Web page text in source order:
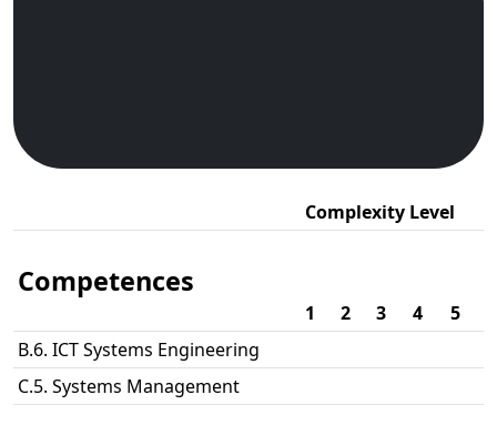
Complexity Level
Competences
1 2 3 4
5
B.6. ICT Systems Engineering
C.5. Systems Management